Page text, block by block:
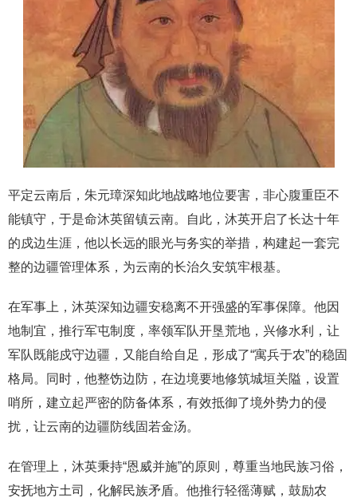
平定云南后，朱元璋深知此地战略地位要害，非心腹重臣不
能镇守，于是命沐英留镇云南。自此，沐英开启了长达十年
的戍边生涯，他以长远的眼光与务实的举措，构建起一套完
整的边疆管理体系，为云南的长治久安筑牢根基。
在军事上，沐英深知边疆安稳离不开强盛的军事保障。他因
地制宜，推行军屯制度，率领军队开垦荒地，兴修水利，让
军队既能戍守边疆，又能自给自足，形成了“寓兵于农”的稳固
格局。同时，他整饬边防，在边境要地修筑城垣关隘，设置
哨所，建立起严密的防备体系，有效抵御了境外势力的侵
扰，让云南的边疆防线固若金汤。
在管理上，沐英秉持“恩威并施”的原则，尊重当地民族习俗，
安抚地方土司，化解民族矛盾。他推行轻徭薄赋，鼓励农